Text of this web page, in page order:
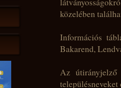
közelében
Információs
Bakarend,
Az útirányjelző
településneveket